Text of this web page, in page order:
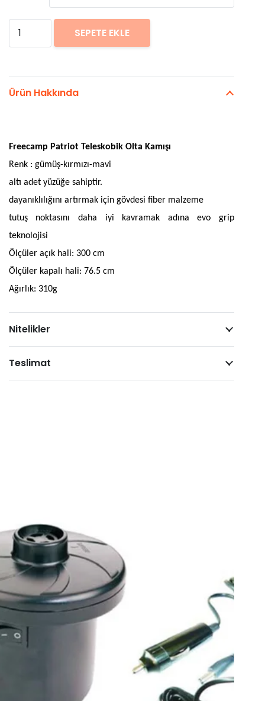
FreeCamp
Patriot
Teleskobik
Olta
SEPETE EKLE
Ürün Hakkında
Freecamp Patriot Teleskobik Olta Kamışı
Renk : gümüş-kırmızı-mavi
alt adet yüzüğe sahiptir.
dayanıkl ı ığını artrmak için gövdesi fiber malzeme
tutuşnoktasını daha iyi kavramak adına evo grip
teknolojisi
Öl çüler açık hali: 300 cm
Öl çüler kapal ı hali: 76.5 cm
Ağırl ık: 310g
Nitelikler
Teslimat